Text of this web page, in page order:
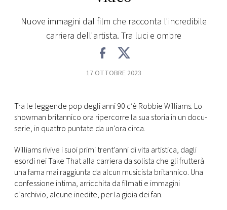
PLAYLIST
CONCORSI
EVENTI
VIDEO
Nuove immagini dal film che racconta l'incredibile
carriera dell'artista. Tra luci e ombre
17 OTTOBRE 2023
Tra le leggende pop degli anni 90 c’è Robbie Williams. Lo
showman britannico ora ripercorre la sua storia in un docu-
serie, in quattro puntate da un’ora circa.
Williams rivive i suoi primi trent’anni di vita artistica, dagli
esordi nei Take That alla carriera da solista che gli frutterà
una fama mai raggiunta da alcun musicista britannico. Una
confessione intima, arricchita da filmati e immagini
d’archivio, alcune inedite, per la gioia dei fan.